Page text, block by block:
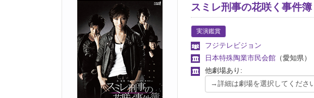
スミレ刑事の花咲く事件簿
実演鑑賞
フジテレビジョン
日本特殊陶業市民会館 （愛知県）
他劇場あり: